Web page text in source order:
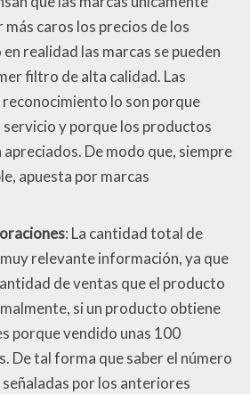
más caros los precios de los
realidad las marcas se pueden
filtro de alta calidad. Las
lo son porque
servicio y porque los productos
De modo que, siempre
apuesta por marcas
: La cantidad total de
relevante información, ya que
de ventas que el producto
si un producto obtiene
porque vendido unas 100
De tal forma que saber el número
por los anteriores